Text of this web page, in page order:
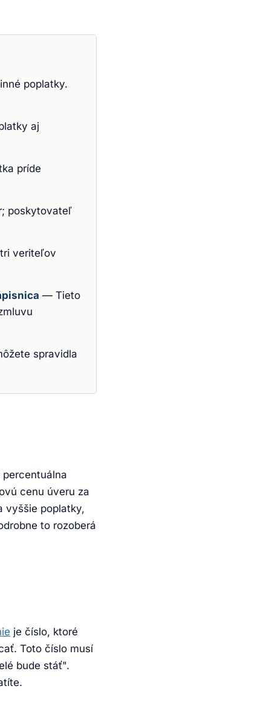
poplatky.
aj
príde
poskytovateľ
veriteľov
— Tieto
spravidla
cenu úveru za
vyššie poplatky,
to rozoberá
je číslo, ktoré
Toto číslo musí
bude stáť".